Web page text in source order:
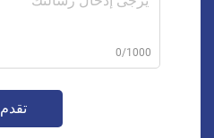
0/1000
تقدم